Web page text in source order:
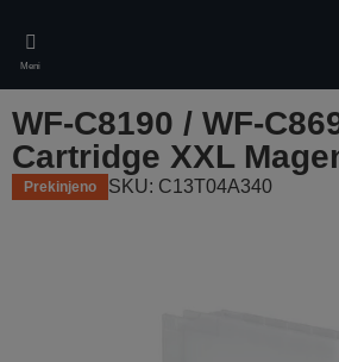
main
content
Meni
WF-C8190 / WF-
Cartridge XXL
Prekinjeno SKU: C13T04A340